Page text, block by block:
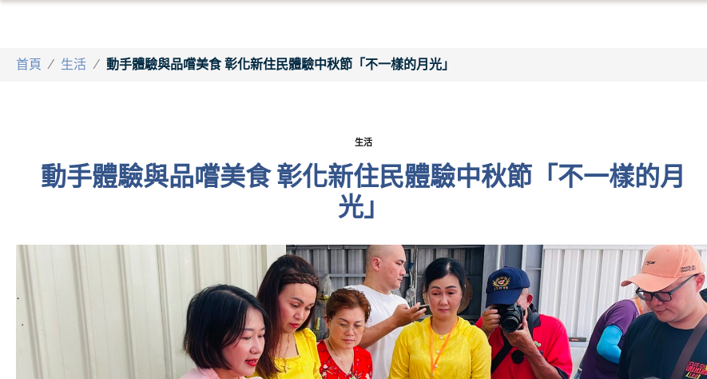
首頁 / 生活 / 動手體驗與品嚐美食 彰化新住民體驗中秋節「不一樣的月光」
生活
動手體驗與品嚐美食 彰化新住民體驗中秋節「不一樣的月
光」